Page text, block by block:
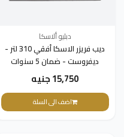
دبليو ألاسكا
ديب فريزر الاسكا أفقي 310 لتر -
ديفروست - ضمان 5 سنوات
CH300
15,750 جنيه
اضف الى السلة